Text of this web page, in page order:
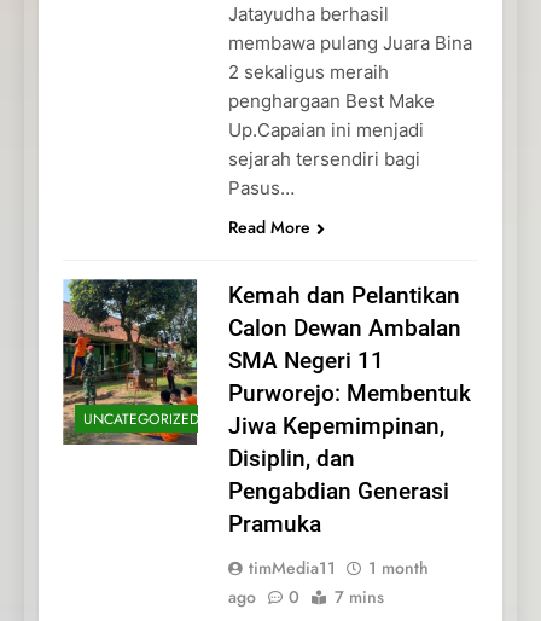
Jatayudha berhasil
membawa pulang Juara Bina
2 sekaligus meraih
penghargaan Best Make
Up.Capaian ini menjadi
sejarah tersendiri bagi
Pasus…
Read More
UNCATEGORIZED
Kemah dan Pelantikan
Calon Dewan Ambalan
SMA Negeri 11
Purworejo: Membentuk
Jiwa Kepemimpinan,
Disiplin, dan
Pengabdian Generasi
Pramuka
timMedia11
1 month
ago
0 7 mins